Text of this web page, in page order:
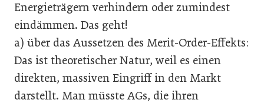
Energieträgern verhindern oder zumindest
eindämmen. Das geht!
a) über das Aussetzen des Merit-Order-Effekts:
Das ist theoretischer Natur, weil es einen
direkten, massiven Eingriff in den Markt
darstellt. Man müsste AGs, die ihren